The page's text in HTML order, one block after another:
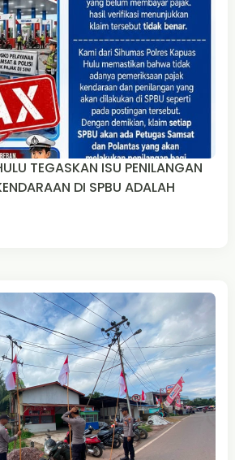
TEGASKAN ISU PENILANGAN
DI SPBU ADALAH